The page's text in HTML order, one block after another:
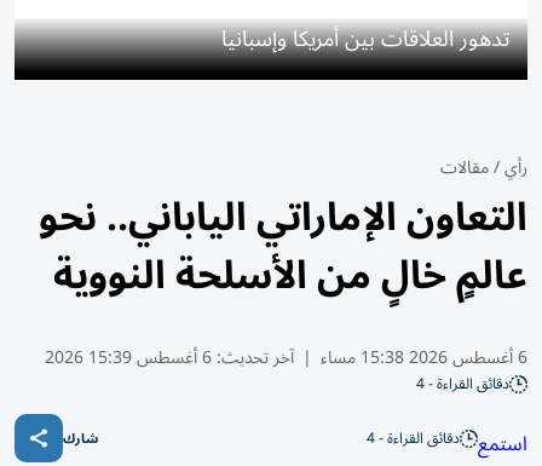
تدهور العلاقات بين أمريكا وإسبانيا
رأي/مقالات
التعاون الإماراتي الياباني.. نحو
عالمٍ خالٍ من الأسلحة النووية
6 أغسطس 2026 15:38 مساء | آخر تحديث:6 أغسطس 15:39 2026
دقائق القراءة - 4
استمع دقائق القراءة - 4 شارك